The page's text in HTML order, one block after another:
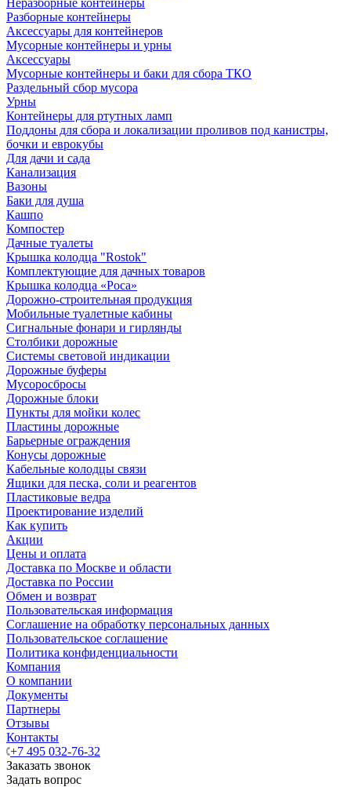
Неразборные контейнеры
Разборные контейнеры
Аксессуары для контейнеров
Мусорные контейнеры и урны
Аксессуары
Мусорные контейнеры и баки для сбора ТКО
Раздельный сбор мусора
Урны
Контейнеры для ртутных ламп
Поддоны для сбора и локализации проливов под канистры,
бочки и еврокубы
Для дачи и сада
Канализация
Вазоны
Баки для душа
Кашпо
Компостер
Дачные туалеты
Крышка колодца "Rostok"
Комплектующие для дачных товаров
Крышка колодца «Роса»
Дорожно-строительная продукция
Мобильные туалетные кабины
Сигнальные фонари и гирлянды
Столбики дорожные
Системы световой индикации
Дорожные буферы
Мусоросбросы
Дорожные блоки
Пункты для мойки колес
Пластины дорожные
Барьерные ограждения
Конусы дорожные
Кабельные колодцы связи
Ящики для песка, соли и реагентов
Пластиковые ведра
Проектирование изделий
Как купить
Акции
Цены и оплата
Доставка по Москве и области
Доставка по России
Обмен и возврат
Пользовательская информация
Соглашение на обработку персональных данных
Пользовательское соглашение
Политика конфиденциальности
Компания
О компании
Документы
Партнеры
Отзывы
Контакты
+7 495 032-76-32
Заказать звонок
Задать вопрос